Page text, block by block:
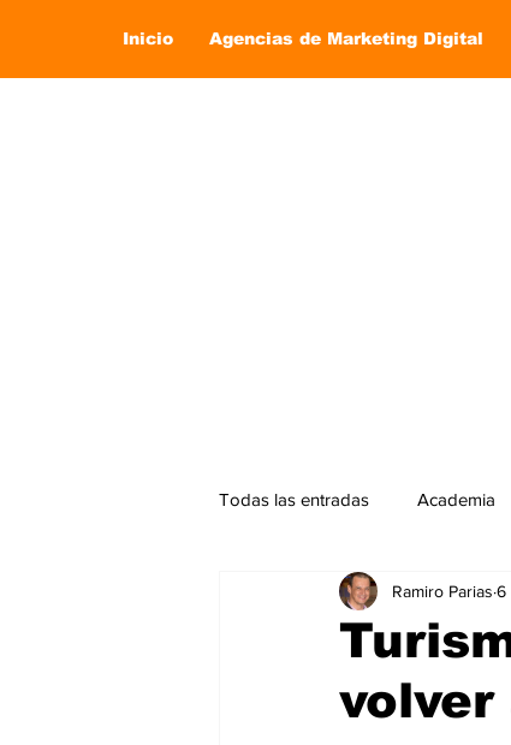
Inicio Agencias de Marketing Digital
Todas las entradas Academia
Marketing Marketing
Social Media Marketing
volver
Ramiro Parias 6